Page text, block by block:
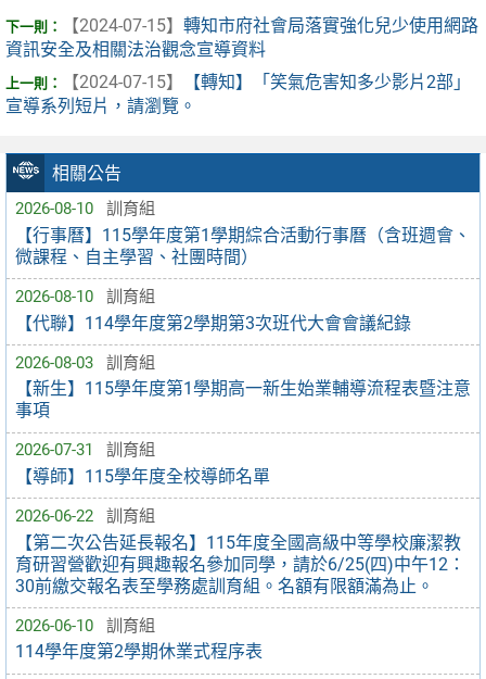
相關公告
2026-08-10 訓育組
【行事曆】115學年度第1學期綜合活動行事曆（含班週會、
微課程、自主學習、社團時間）
2026-08-10 訓育組
【代聯】114學年度第2學期第3次班代大會會議紀錄
2026-08-03 訓育組
【新生】115學年度第1學期高一新生始業輔導流程表暨注意
事項
2026-07-31 訓育組
【導師】115學年度全校導師名單
2026-06-22 訓育組
【第二次公告延長報名】115年度全國高級中等學校廉潔教
育研習營歡迎有興趣報名參加同學，請於6/25(四)中午12：
30前繳交報名表至學務處訓育組。名額有限額滿為止。
2026-06-10 訓育組
114學年度第2學期休業式程序表
【2024-07-15】 轉知市府社會局落實強化兒少使用網路
資訊安全及相關法治觀念宣導資料
【2024-07-15】
【轉知】「笑氣危害知多少影片2部」
宣導系列短片，請瀏覽。